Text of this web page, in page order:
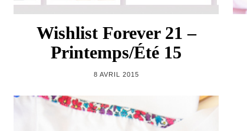
Wishlist Forever 21 –
Printemps/Été 15
8 AVRIL 2015